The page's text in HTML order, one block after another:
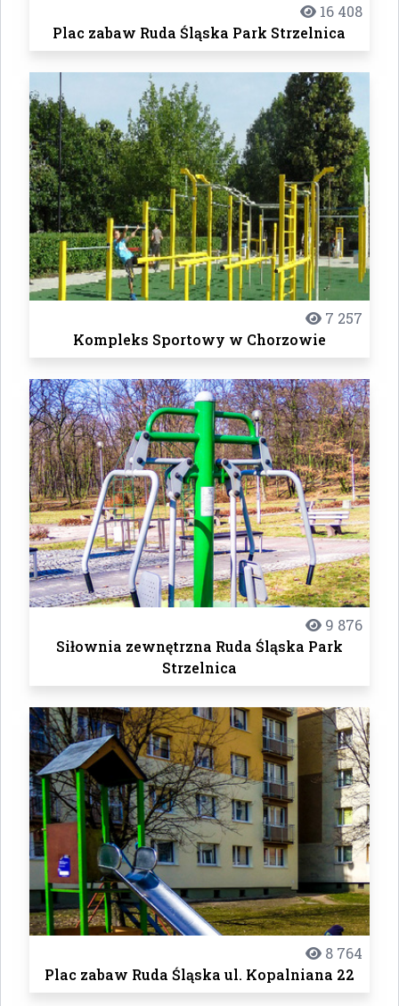
16 408
Plac zabaw Ruda Śląska Park Strzelnica
7 257
Kompleks Sportowy w Chorzowie
9 876
Siłownia zewnętrzna Ruda Śląska Park
Strzelnica
8 764
Plac zabaw Ruda Śląska ul. Kopalniana 22